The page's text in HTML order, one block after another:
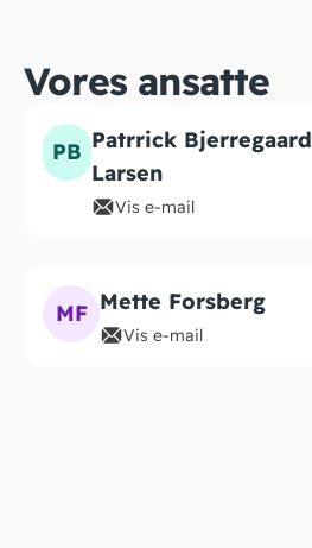
Vores ansatte
PB Patrrick Bjerregaard
Larsen
Vis e-mail
MF Mette Forsberg
Vis e-mail